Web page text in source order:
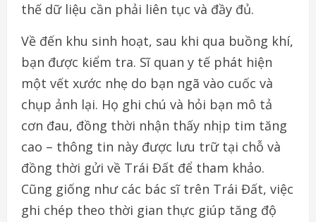
thế dữ liệu cần phải liên tục và đầy đủ.
Về đến khu sinh hoạt, sau khi qua buồng khí,
bạn được kiểm tra. Sĩ quan y tế phát hiện
một vết xước nhẹ do bạn ngã vào cuốc và
chụp ảnh lại. Họ ghi chú và hỏi bạn mô tả
cơn đau, đồng thời nhận thấy nhịp tim tăng
cao – thông tin này được lưu trữ tại chỗ và
đồng thời gửi về Trái Đất để tham khảo.
Cũng giống như các bác sĩ trên Trái Đất, việc
ghi chép theo thời gian thực giúp tăng độ